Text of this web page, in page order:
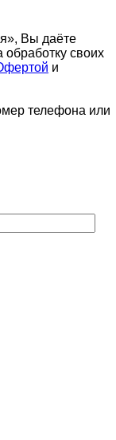
Вы даёте
своих
и
телефона или